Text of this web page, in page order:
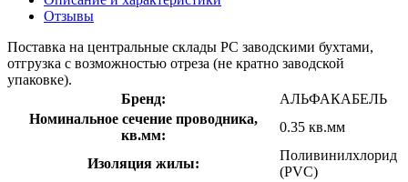
Отзывы
Поставка на центральные склады РС заводскими бухтами,
отгрузка с возможностью отреза (не кратно заводской
упаковке).
Бренд:
АЛЬФАКАБЕЛЬ
Номинальное сечение проводника,
кв.мм:
0.35 кв.мм
Изоляция жилы:
Поливинилхлорид
(PVC)